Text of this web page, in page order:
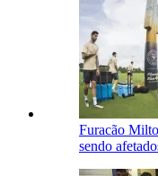
Furacão
sendo